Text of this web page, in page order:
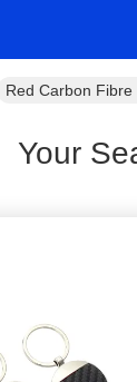
Red Carbon
Your